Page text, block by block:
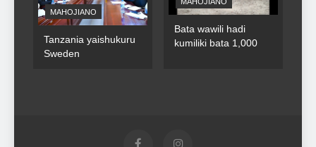
MAHOJIANO
Tanzania yaishukuru
Sweden
MAHOJIANO
Bata wawili hadi
kumiliki bata 1,000